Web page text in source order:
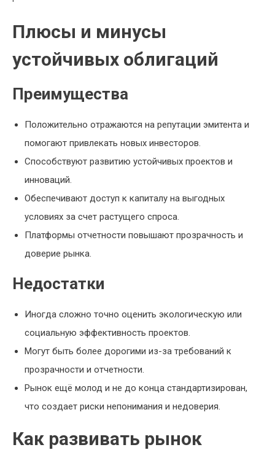
Плюсы и минусы
устойчивых облигаций
Преимущества
Положительно отражаются на репутации эмитента и
помогают привлекать новых инвесторов.
Способствуют развитию устойчивых проектов и
инноваций.
Обеспечивают доступ к капиталу на выгодных
условиях за счет растущего спроса.
Платформы отчетности повышают прозрачность и
доверие рынка.
Недостатки
Иногда сложно точно оценить экологическую или
социальную эффективность проектов.
Могут быть более дорогими из-за требований к
прозрачности и отчетности.
Рынок ещё молод и не до конца стандартизирован,
что создает риски непонимания и недоверия.
Как развивать рынок